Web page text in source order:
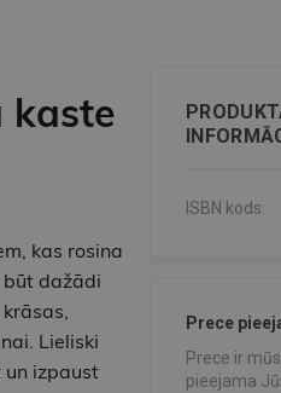
kaste
kas rosina
būt dažādi
Lieliski
izpaust
ISBN kods:
Prece
Prece ir
pieejama